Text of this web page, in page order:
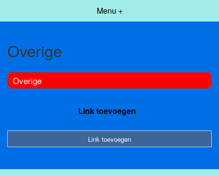
Menu +
Overige
Overige
Link toevoegen
Link toevoegen